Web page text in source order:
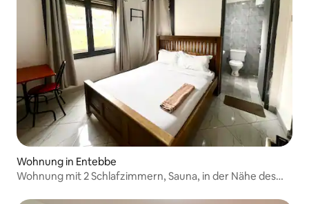
Wohnung in Entebbe
Wohnung mit 2 Schlafzimmern, Sauna, in der Nähe des